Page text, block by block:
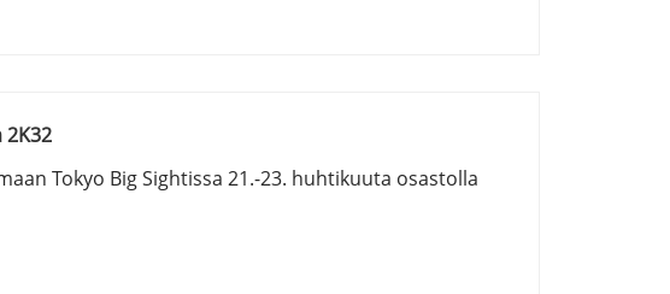
2K32
Tokyo Big Sightissa 21.-23. huhtikuuta osastolla